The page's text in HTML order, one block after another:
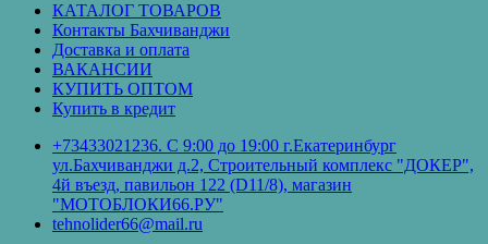
КАТАЛОГ ТОВАРОВ
Контакты Бахчиванджи
Доставка и оплата
ВАКАНСИИ
КУПИТЬ ОПТОМ
Купить в кредит
+73433021236. С 9:00 до 19:00 г.Екатеринбург
ул.Бахчиванджи д.2, Строительный комплекс "ДОКЕР",
4й въезд, павильон 122 (D11/8), магазин
"МОТОБЛОКИ66.РУ"
tehnolider66@mail.ru